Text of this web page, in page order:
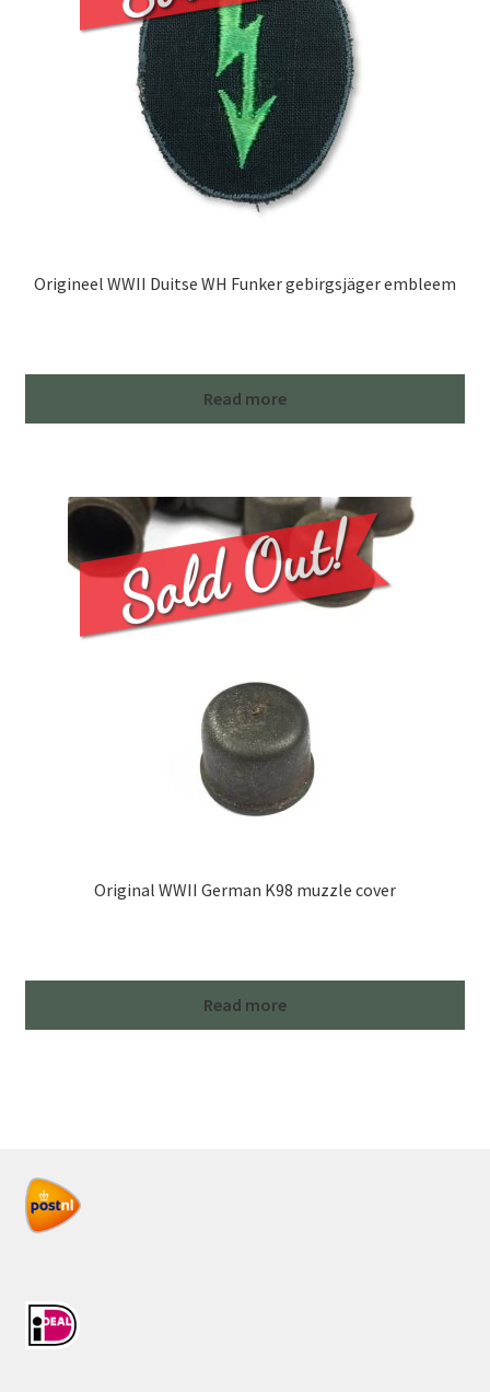
Origineel WWII Duitse WH Funker gebirgsjäger embleem
Read more
Original WWII German K98 muzzle cover
Read more